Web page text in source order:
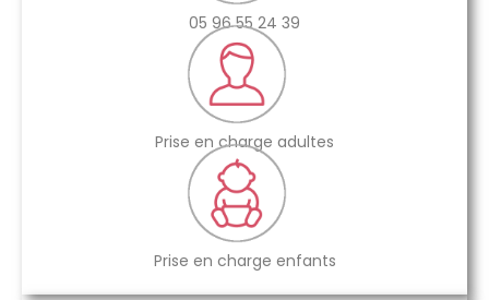
05 96 55 24 39
Prise en charge adultes
Prise en charge enfants